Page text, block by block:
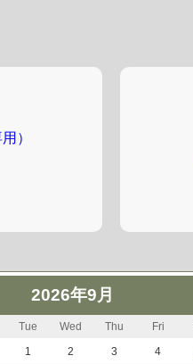
）
2026年9月
Tue Wed Thu Fri
1
2 3 4